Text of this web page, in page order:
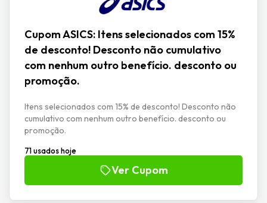
Cupom ASICS: Itens selecionados com 15%
de desconto! Desconto não cumulativo
com nenhum outro benefício. desconto ou
promoção.
Itens selecionados com 15% de desconto! Desconto não
cumulativo com nenhum outro benefício. desconto ou
promoção.
71 usados hoje
Ver Cupom